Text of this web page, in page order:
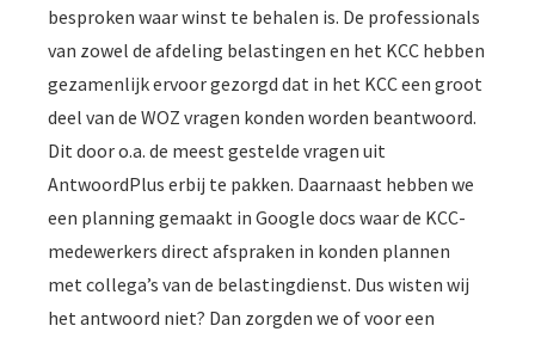
besproken waar winst te behalen is. De professionals
van zowel de afdeling belastingen en het KCC hebben
gezamenlijk ervoor gezorgd dat in het KCC een groot
deel van de WOZ vragen konden worden beantwoord.
Dit door o.a. de meest gestelde vragen uit
AntwoordPlus erbij te pakken. Daarnaast hebben we
een planning gemaakt in Google docs waar de KCC-
medewerkers direct afspraken in konden plannen
met collega’s van de belastingdienst. Dus wisten wij
het antwoord niet? Dan zorgden we of voor een